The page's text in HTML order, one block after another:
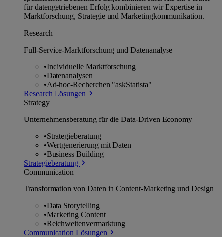
für datengetriebenen Erfolg kombinieren wir Expertise in
Marktforschung, Strategie und Marketingkommunikation.
Research
Full-Service-Marktforschung und Datenanalyse
•Individuelle Marktforschung
•Datenanalysen
•Ad-hoc-Recherchen "askStatista"
Research Lösungen
Strategy
Unternehmens­beratung für die Data-Driven Economy
•Strategieberatung
•Wertgenerierung mit Daten
•Business Building
Strategieberatung
Communication
Transformation von Daten in Content-Marketing und Design
•Data Storytelling
•Marketing Content
•Reichweitenvermarktung
Communication Lösungen